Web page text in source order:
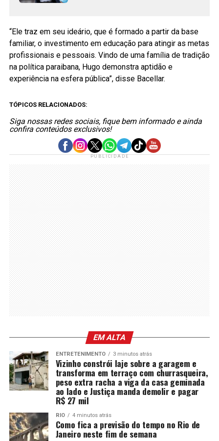
“Ele traz em seu ideário, que é formado a partir da base
familiar, o investimento em educação para atingir as metas
profissionais e pessoais. Vindo de uma família de tradição
na política paraibana, Hugo demonstra aptidão e
experiência na esfera pública”, disse Bacellar.
TÓPICOS RELACIONADOS:
Siga nossas redes sociais, fique bem informado e ainda
confira conteúdos exclusivos!
PUBLICIDADE
EM ALTA
ENTRETENIMENTO 3 minutos atrás
Vizinho constrói laje sobre a garagem e
transforma em terraço com churrasqueira,
peso extra racha a viga da casa geminada
ao lado e Justiça manda demolir e pagar
R$ 27 mil
RIO 4 minutos atrás
Como fica a previsão do tempo no Rio de
Janeiro neste fim de semana